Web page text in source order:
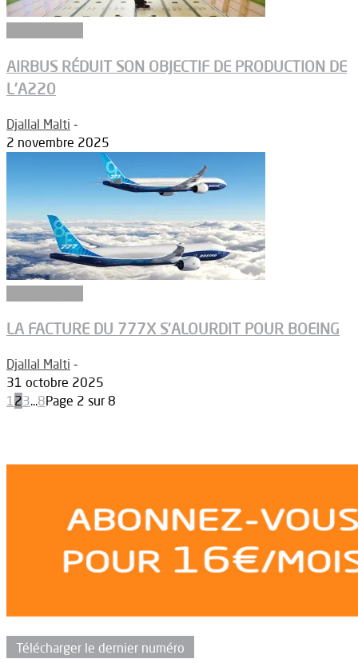
AIRBUS RÉDUIT SON OBJECTIF DE PRODUCTION DE
L’A220
Djallal Malti -
2 novembre 2025
LA FACTURE DU 777X S’ALOURDIT POUR BOEING
Djallal Malti -
31 octobre 2025
123...8Page 2 sur 8
Télécharger le dernier numéro